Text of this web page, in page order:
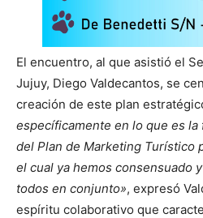
El encuentro, al que asistió el
Jujuy, Diego Valdecantos, se
creación de este plan
específicamente en lo que es la
del Plan de Marketing Turístico
el cual ya hemos consensuado
todos en conjunto», expresó
espíritu colaborativo que